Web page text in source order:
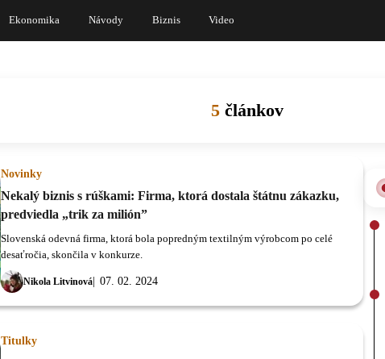
Ekonomika Návody Biznis Video
5 článkov
Novinky
Nekalý biznis s rúškami: Firma, ktorá dostala štátnu zákazku,
predviedla „trik za milión”
Nikola Litvinová 07. 02. 2024
Slovenská odevná firma, ktorá bola popredným textilným výrobcom po celé
desaťročia, skončila v konkurze.
Titulky